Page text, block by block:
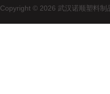
Copyright © 2026 武汉诺顺塑料